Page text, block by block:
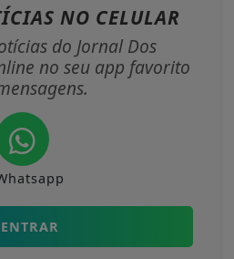
NO CELULAR
do Jornal Dos
no seu app favorito
ENTRAR